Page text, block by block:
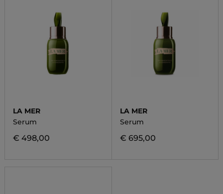
LA MER
Serum
€ 498,00
LA MER
Serum
€ 695,00